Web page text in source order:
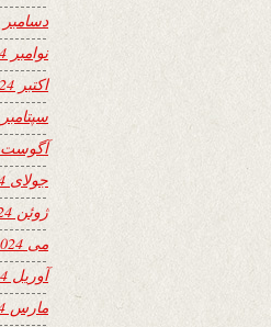
دسامبر 2024
نوامبر 2024
اکتبر 2024
سپتامبر 2024
آگوست 2024
جولای 2024
ژوئن 2024
می 2024
آوریل 2024
مارس 2024